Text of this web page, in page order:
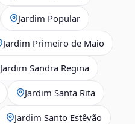
Jardim Popular
Jardim Primeiro de Maio
Jardim Sandra Regina
Jardim Santa Rita
Jardim Santo Estêvão